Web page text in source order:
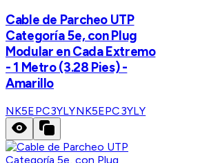
Cable de Parcheo UTP
Categoría 5e, con Plug
Modular en Cada Extremo
- 1 Metro (3.28 Pies) -
Amarillo
NK5EPC3YLYNK5EPC3YLY